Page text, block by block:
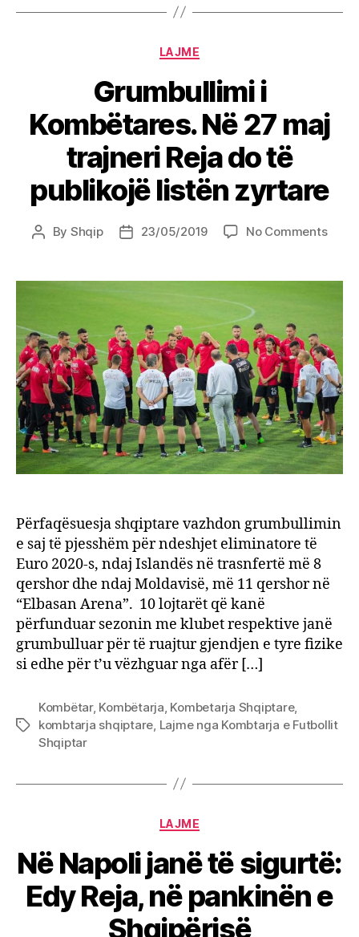
Categories
LAJME
Grumbullimi i
Kombëtares. Në 27 maj
trajneri Reja do të
publikojë listën zyrtare
Post
By Shqip
Post23/05/2019 No Commentson
maj
Reja
do
të
listën
Përfaqësuesja shqiptare vazhdon grumbullimin
e saj të pjesshëm për ndeshjet eliminatore të
Euro 2020-s, ndaj Islandës në trasnfertë më 8
qershor dhe ndaj Moldavisë, më 11 qershor në
“Elbasan Arena”. 10 lojtarët që kanë
përfunduar sezonin me klubet respektive janë
grumbulluar për të ruajtur gjendjen e tyre fizike
si edhe për t’u vëzhguar nga afër […]
Tags
Kombëtar, Kombëtarja Kombetarja Shqiptare,
kombtarja shqiptare Lajme nga Kombtarja e Futbollit
Shqiptar
Categories
LAJME
Në Napoli janë të sigurtë:
Edy Reja, në pankinën e
Shqipërisë